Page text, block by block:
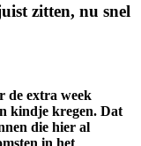
zitten, nu snel
de extra week
kindje kregen. Dat
die hier al
in het